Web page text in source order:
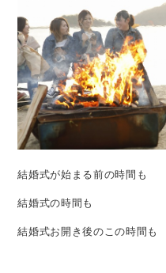
結婚式が始まる前の時間も
結婚式の時間も
結婚式お開き後のこの時間も